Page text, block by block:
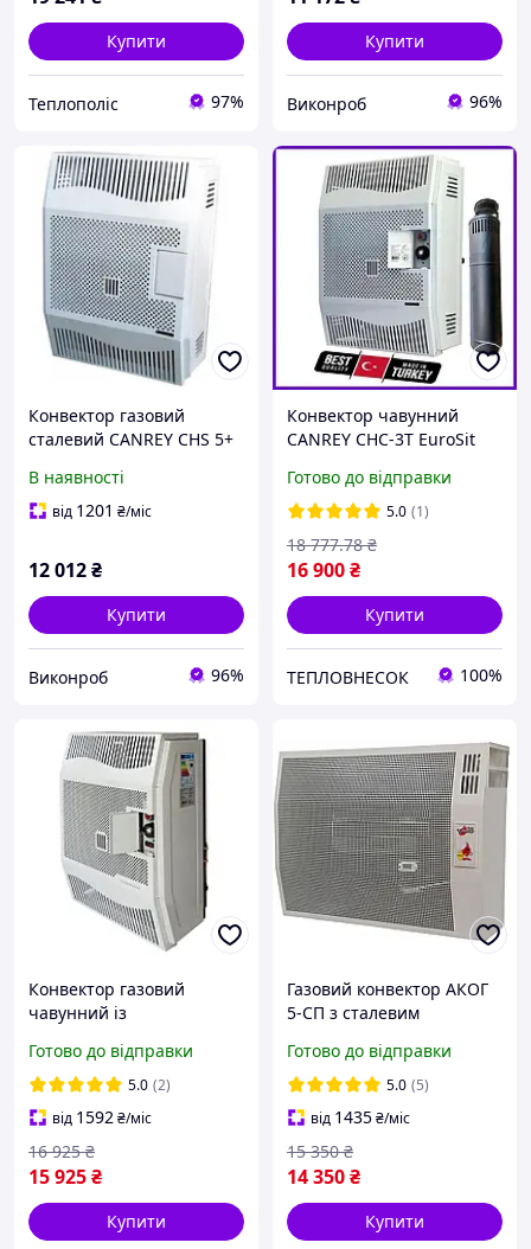
Купити
Теплополіс 97%
Купити
Виконроб 96%
Конвектор газовий
сталевий CANREY CHS 5+
В наявності
від 1201 ₴/міс
12 012₴
Купити
Виконроб 96%
Конвектор чавунний
CANREY CHC-3T EuroSit
настінний Турецький з
вентилятором Канрей і
автоматикою ЄвроСіт
Італія
Готово до відправки
5.0 (1)
16 900₴
18 777.78 ₴
Купити
ТЕПЛОВНЕСОК 100%
Конвектор газовий
чавунний із
HDU-3 DKV обігрівач 3 кВт
до 30 м2 з італійською
автоматикою EuroSit +
димохід
Готово до відправки
5.0 (2)
від 1592₴/міс
15 925₴
16 925 ₴
Купити
Газовий конвектор АКОГ
5-СП з сталевим
обігрівач 5 кВт до 50 м2 з
італійською автоматикою
EuroSit + димохід
Готово до відправки
5.0 (5)
від 1435₴/міс
14 350₴
15 350 ₴
Купити